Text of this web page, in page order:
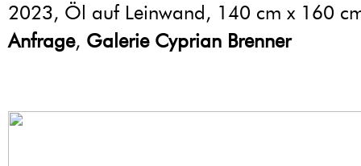
2023, Öl auf Leinwand, 140 cm x 160
Anfrage, Galerie Cyprian Brenner